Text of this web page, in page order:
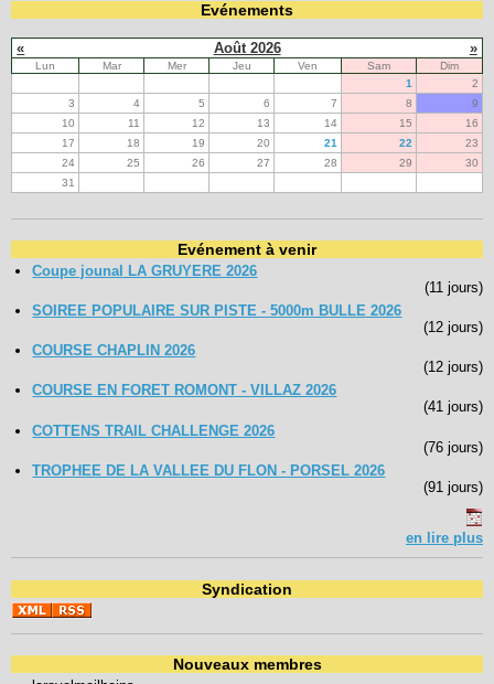
Evénements
« Août 2026 »
Lun Mar Mer Jeu Ven Sam
Dim
1
2
3
4 5 6 7 8
9
10
11 12 13 14 15
16
17
18 19 20 21 22
23
24
25 26 27 28 29
30
31
Evénement à venir
Coupe jounal LA GRUYERE 2026
(11 jours)
SOIREE POPULAIRE SUR PISTE - 5000m BULLE 2026
(12 jours)
COURSE CHAPLIN 2026
(12 jours)
COURSE EN FORET ROMONT - VILLAZ 2026
(41 jours)
COTTENS TRAIL CHALLENGE 2026
(76 jours)
TROPHEE DE LA VALLEE DU FLON - PORSEL 2026
(91 jours)
en lire plus
Syndication
Nouveaux membres